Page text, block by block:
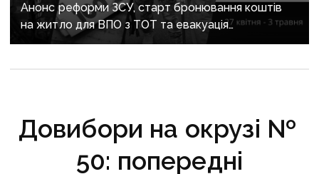
Анонс реформи ЗСУ, старт бронювання коштів
на житло для ВПО з ТОТ та евакуація
з Донеччини: важливе за тиждень
Довибори на окрузі №
50: попередні